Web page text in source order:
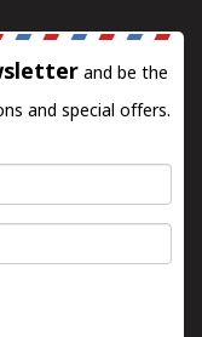
and be the
and special offers.